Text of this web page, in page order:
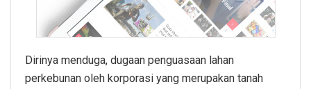
Dirinya menduga, dugaan penguasaan lahan
perkebunan oleh korporasi yang merupakan tanah